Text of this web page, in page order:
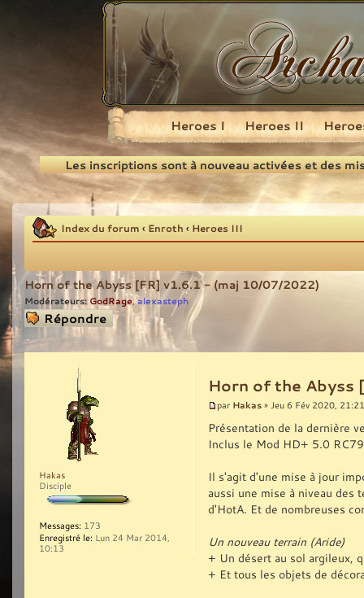
Recherche
Heroes I Heroes II
Les inscriptions sont à nouveau activées et des
Index du forum ‹ Enroth ‹ Heroes III
Horn of the Abyss [FR] v1.6.1 - (maj 10/07/2022)
Modérateurs: GodRage,alexasteph
Répondre
Horn of the
par Hakas » Jeu 6 Fév 2020, 21:21
Présentation de la dernière
Inclus le Mod HD+ 5.0 RC79
Il s'agit d'une mise à jour
aussi une mise à niveau des
d'HotA. Et de nombreuses
Un nouveau terrain (Aride)
+ Un désert au sol argileux,
+ Et tous les objets de
Hakas
Disciple
Messages: 173
Enregistré le: Lun 24 Mar 2014,
10:13